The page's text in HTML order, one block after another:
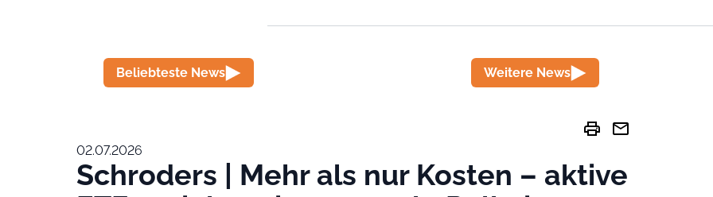
Beliebteste News Weitere News
print mail
02.07.2026
Schroders | Mehr als nur Kosten – aktive